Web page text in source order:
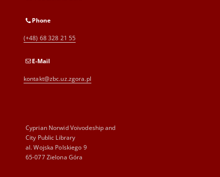
Phone
(+48) 68 328 21 55
E-Mail
kontakt@zbc.uz.zgora.pl
Cyprian Norwid Voivodeship and
City Public Library
al. Wojska Polskiego 9
65-077 Zielona Góra